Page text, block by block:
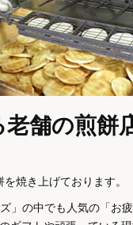
舗の煎餅
焼き上げております。
」の中でも人気の「お